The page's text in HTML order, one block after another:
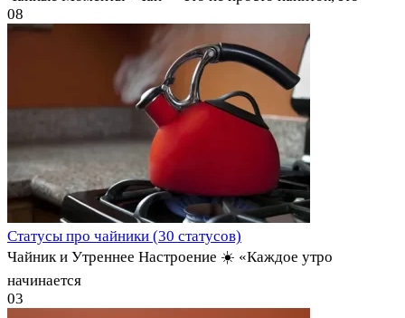
08
Статусы про чайники (30 статусов)
Чайник и Утреннее Настроение ☀️ «Каждое утро
начинается
03